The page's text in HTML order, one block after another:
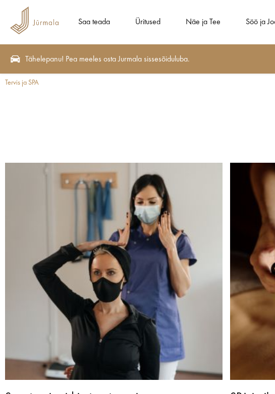
Saa teada Üritused Näe ja Tee Söö ja
Tähelepanu! Pea meeles osta Jurmala sissesõiduluba.
Tervis ja SPA